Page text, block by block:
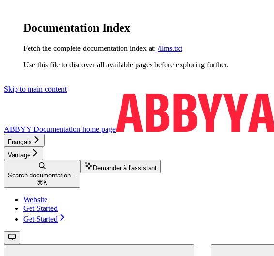
Documentation Index
Fetch the complete documentation index at: /llms.txt
Use this file to discover all available pages before exploring further.
Skip to main content
ABBYY Documentation home page
Français
Vantage
Search documentation...
⌘ K
Demander à l'assistant
Website
Get Started
Get Started